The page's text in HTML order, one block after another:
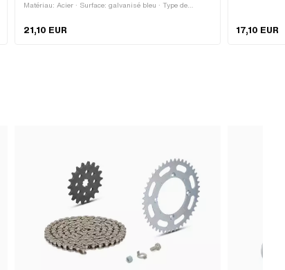
Matériau: Acier · Surface: galvanisé bleu · Type de
(décalage): 12 mm
21,10 EUR 17,10 EUR